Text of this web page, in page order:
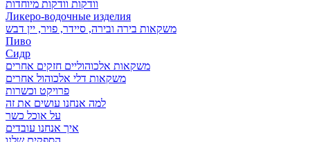
וודקות וודקות מיוחדות
Ликеро-водочные изделия
משקאות בירה ובירה, סיידר, פויר, יין דבש
Пиво
Сидр
משקאות אלכוהוליים חזקים אחרים
משקאות דלי אלכוהול אחרים
פרויקט וכשרות
למה אנחנו עושים את זה
על אוכל כשר
איך אנחנו עובדים